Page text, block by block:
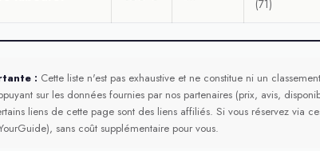
(71)
: Cette liste n'est pas exhaustive et ne constitue ni un
sur les données fournies par nos partenaires (prix, avis,
liens de cette page sont des liens affiliés. Si vous réservez via
sans coût supplémentaire pour vous.